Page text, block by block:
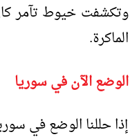
وتكشفت خيوط تآمر
الماكرة.
الوضع الآن في سوريا
إذا حللنا الوضع في